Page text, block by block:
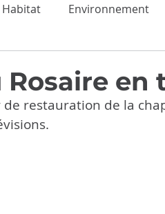
Habitat Environnement
Sécurité
en
restauration de la